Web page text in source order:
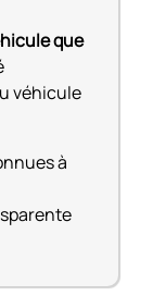
que
véhicule
à